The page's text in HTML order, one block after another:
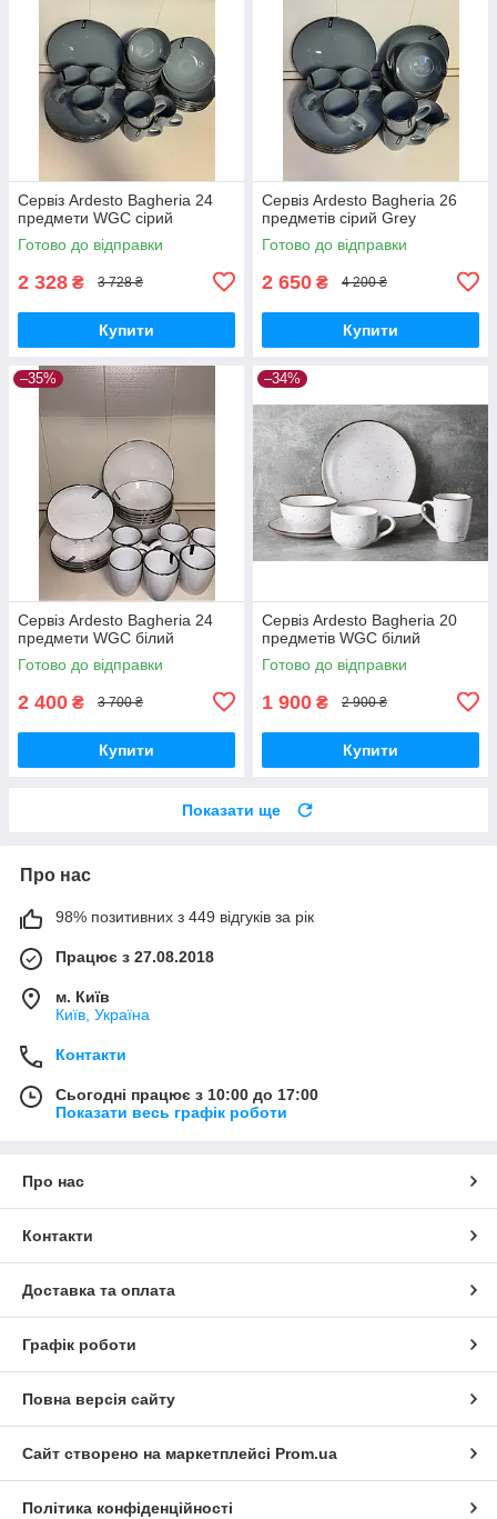
Сервіз Ardesto Bagheria 24
предмети WGC сірий
Готово до відправки
2 328 ₴ 3 728 ₴
Купити
Сервіз Ardesto Bagheria 26
предметів сірий Grey
Готово до відправки
2 650 ₴ 4 200 ₴
Купити
–35%
Сервіз Ardesto Bagheria 24
предмети WGC білий
Готово до відправки
2 400 ₴ 3 700 ₴
Купити
–34%
Сервіз Ardesto Bagheria 20
предметів WGC білий
Готово до відправки
1 900 ₴ 2 900 ₴
Купити
Показати ще
Про нас
98% позитивних з 449 відгуків за рік
Працює з 27.08.2018
м. Київ
Київ, Україна
Контакти
Сьогодні працює з 10:00 до 17:00
Показати весь графік роботи
Про нас
Контакти
Доставка та оплата
Графік роботи
Повна версія сайту
Сайт створено на маркетплейсі Prom.ua
Політика конфіденційності